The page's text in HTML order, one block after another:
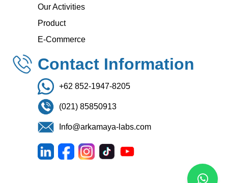
Our Activities
Product
E-Commerce
Contact Information
+62 852-1947-8205
(021) 85850913
Info@arkamaya-labs.com